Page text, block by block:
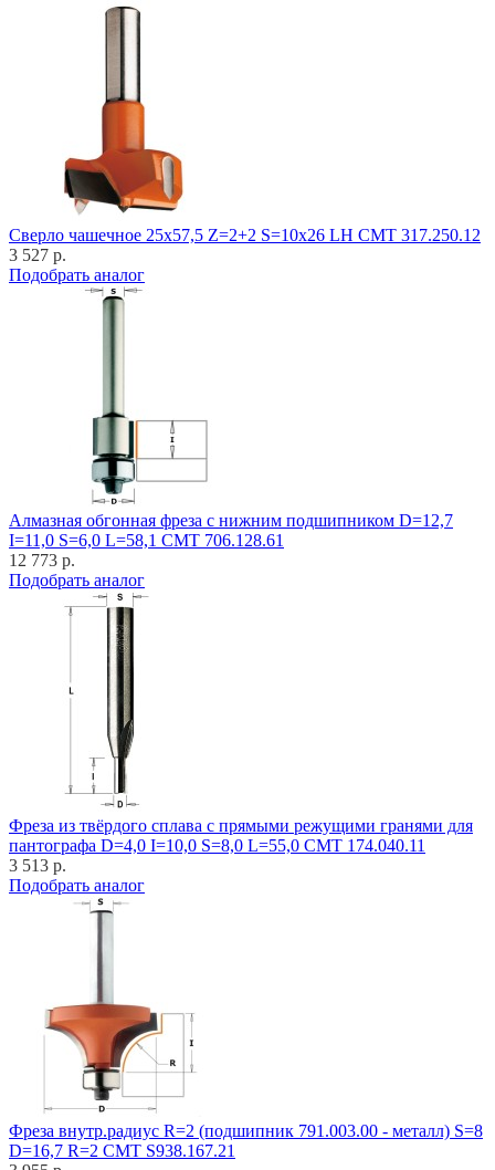
Cверло чашечное 25x57,5 Z=2+2 S=10x26 LH CMT 317.250.12
3 527 р.
Подобрать аналог
Алмазная обгонная фреза с нижним подшипником D=12,7
I=11,0 S=6,0 L=58,1 CMT 706.128.61
12 773 р.
Подобрать аналог
Фреза из твёрдого сплава с прямыми режущими гранями для
пантографа D=4,0 I=10,0 S=8,0 L=55,0 CMT 174.040.11
3 513 р.
Подобрать аналог
Фреза внутр.радиус R=2 (подшипник 791.003.00 - металл) S=8
D=16,7 R=2 CMT S938.167.21